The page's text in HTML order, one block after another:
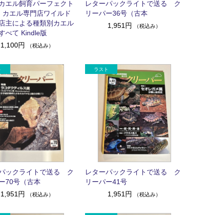
エル飼育パーフェクト
カエル専門店ワイルド
主による種類別カエル
べて Kindle版
1,100円
（税込み）
レターパックライトで送る ク
リーパー36号（古本
1,951円
（税込み）
ックライトで送る ク
70号（古本
1,951円
（税込み）
レターパックライトで送る ク
リーパー41号
1,951円
（税込み）